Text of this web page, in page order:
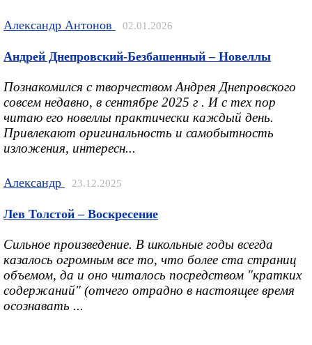
Александр Антонов 02.01.2026
Андрей Днепровский-Безбашенный – Новеллы
Познакомился с творчеством Андрея Днепровского
совсем недавно, в сентябре 2025 г . И с тех пор
читаю его новеллы практически каждый день.
Привлекают оригинальность и самобытность
изложения, интересн...
Александр 23.12.2025
Лев Толстой – Воскресение
Сильное произведение. В школьные годы всегда
казалось огромным все то, что более ста страниц
объемом, да и оно читалось посредством "кратких
содержаний" (отчего отрадно в настоящее время
осознавать ...